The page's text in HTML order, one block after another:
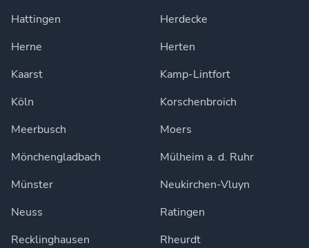
Hattingen
Herdecke
Herne
Herten
Kaarst
Kamp-Lintfort
Köln
Korschenbroich
Meerbusch
Moers
Mönchengladbach
Mülheim a. d. Ruhr
Münster
Neukirchen-Vluyn
Neuss
Ratingen
Recklinghausen
Rheurdt